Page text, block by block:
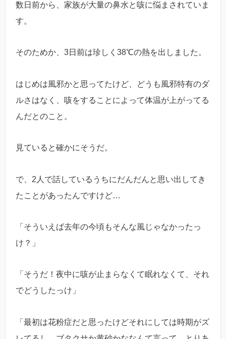
数日前から、家族が大量の鼻水と咳に悩まされていま
す。
そのためか、3日前は珍しく38℃の熱を出しました。
はじめは風邪かと思ってたけど、どうも風邪特有のダ
ルさはなく、咳をすることによって体温が上がってる
んだとのこと。
見ていると確かにそうだ。
で、2人で話しているうちにだんだんと思い出してき
たことがあったんですけど…
「そういえば去年の今頃もそんな風じゃなかったっ
け？」
「そうだ！夜中に咳が止まらなくて眠れなくて、それ
でどうしたっけ」
「最初は花粉症だと思ったけどそれにしては時期がズ